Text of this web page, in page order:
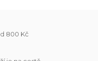
800 Kč